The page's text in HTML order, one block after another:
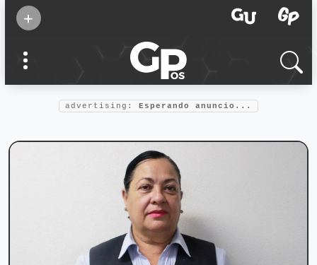
+
confianza
Foro salud
advertising: Esperando anuncio...